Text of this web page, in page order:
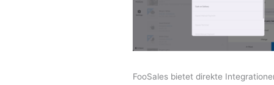
FooSales bietet direkte